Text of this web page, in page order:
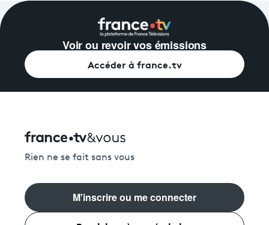
Voir ou revoir vos émissions
Accéder à france.tv
Rien ne se fait sans vous
M'inscrire ou me connecter